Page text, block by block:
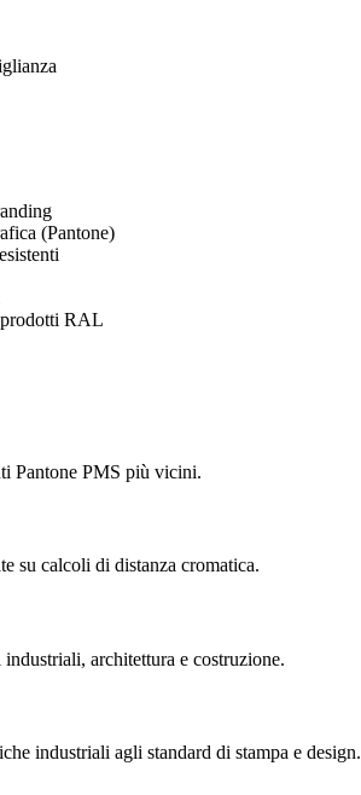
(Pantone)
prodotti RAL
Pantone PMS più vicini.
su calcoli di distanza cromatica.
architettura e costruzione.
industriali agli standard di stampa e design.